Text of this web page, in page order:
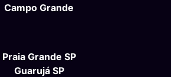
Campo Grande
Praia Grande SP
Guarujá SP